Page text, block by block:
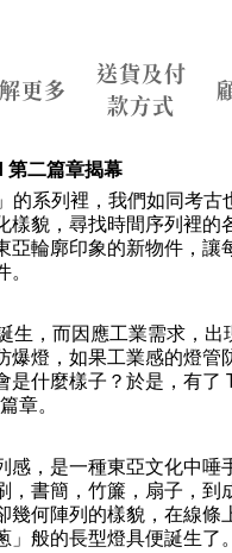
更多
送貨及付
款方式
二篇章揭幕
的系列裡，我們如同考古
樣貌，尋找時間序列裡的
亞輪廓印象的新物件，讓
生，而因應工業需求，出
爆燈，如果工業感的燈管
是什麼樣子？於是，有了
章。
感，是一種東亞文化中唾
，書簡，竹簾，扇子，到
幾何陣列的樣貌，在線條
般的長型燈具便誕生了。